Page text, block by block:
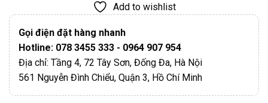
Add to wishlist
Gọi điện đặt hàng nhanh
Hotline: 078 3455 333 - 0964 907 954
Địa chỉ: Tầng 4, 72 Tây Sơn, Đống Đa, Hà Nội
561 Nguyễn Đình Chiểu, Quận 3, Hồ Chí Minh